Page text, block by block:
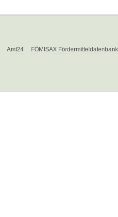
Amt24 FÖMISAX Fördermitteldatenbank